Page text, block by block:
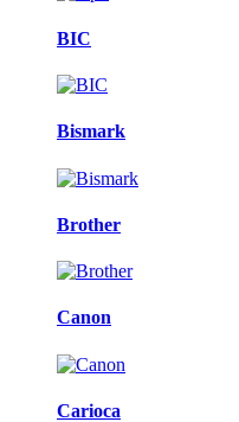
BIC
Bismark
Brother
Canon
Carioca